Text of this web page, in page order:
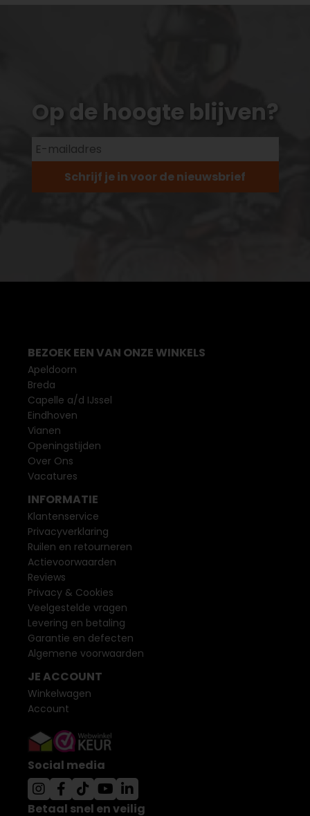
Op de hoogte blijven?
Schrijf je in voor de nieuwsbrief
BEZOEK EEN VAN ONZE WINKELS
Apeldoorn
Breda
Capelle a/d IJssel
Eindhoven
Vianen
Openingstijden
Over Ons
Vacatures
INFORMATIE
Klantenservice
Privacyverklaring
Ruilen en retourneren
Actievoorwaarden
Reviews
Privacy & Cookies
Veelgestelde vragen
Levering en betaling
Garantie en defecten
Algemene voorwaarden
JE ACCOUNT
Winkelwagen
Account
Social media
Betaal snel en veilig